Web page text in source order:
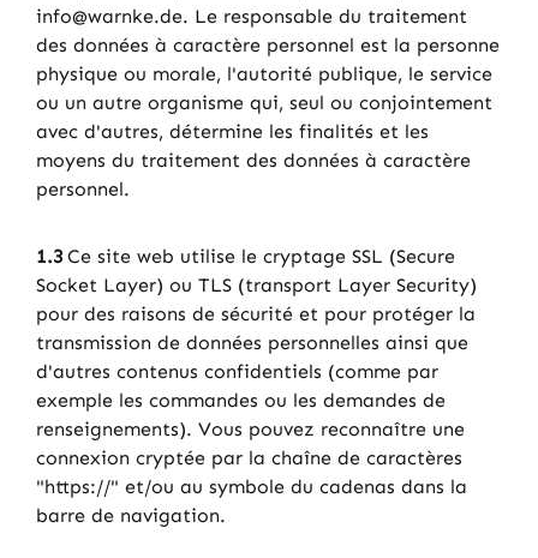
info@warnke.de. Le responsable du traitement
des données à caractère personnel est la personne
physique ou morale, l'autorité publique, le service
ou un autre organisme qui, seul ou conjointement
avec d'autres, détermine les finalités et les
moyens du traitement des données à caractère
personnel.
1.3 Ce site web utilise le cryptage SSL (Secure
Socket Layer) ou TLS (transport Layer Security)
pour des raisons de sécurité et pour protéger la
transmission de données personnelles ainsi que
d'autres contenus confidentiels (comme par
exemple les commandes ou les demandes de
renseignements). Vous pouvez reconnaître une
connexion cryptée par la chaîne de caractères
"https://" et/ou au symbole du cadenas dans la
barre de navigation.